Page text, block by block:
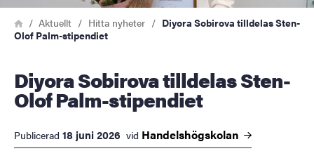
Länkstig
HemAktuellt Hitta nyheter
Diyora Sobirova tilldelas Sten-
Olof Palm-stipendiet
Diyora Sobirova tilldelas Sten-
Olof Palm-stipendiet
Publicerad 18 juni 2026 vid Handelshögskolan